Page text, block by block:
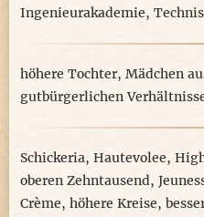
Ingenieurakademie,
höhere Tochter, Mädchen
gutbürgerlichen
Schickeria, Hautevolee,
oberen Zehntausend,
Crème, höhere Kreise,